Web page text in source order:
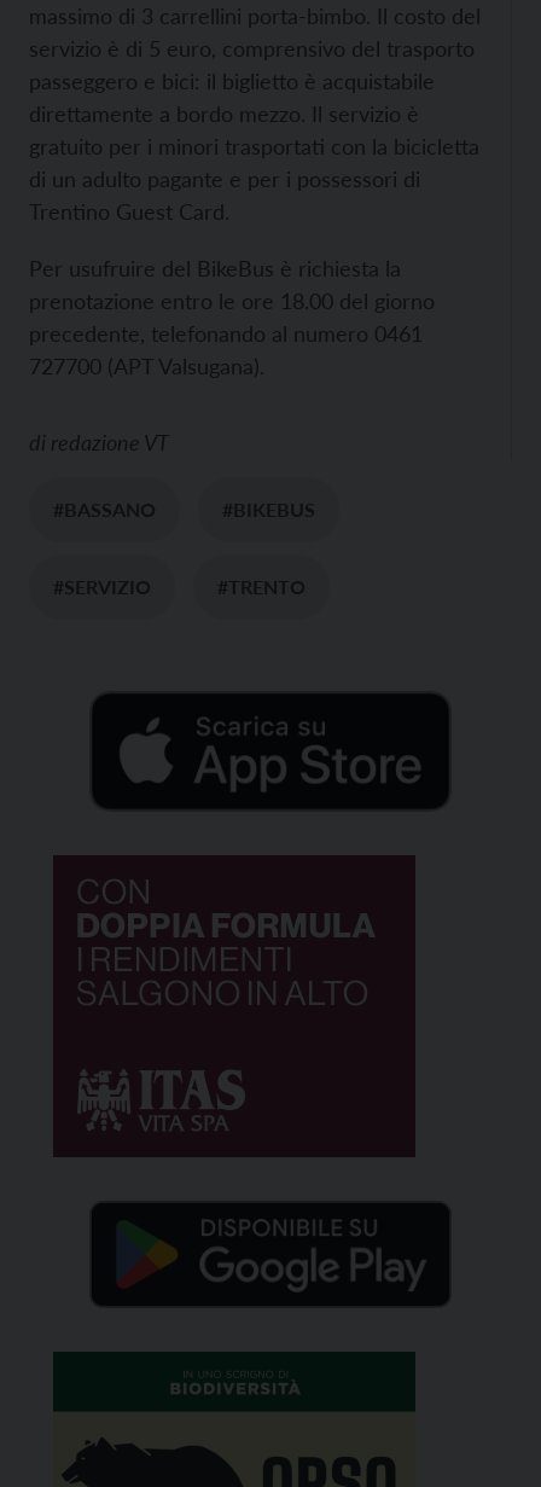
massimo di 3 carrellini porta-bimbo. Il costo del
servizio è di 5 euro, comprensivo del trasporto
passeggero e bici: il biglietto è acquistabile
direttamente a bordo mezzo. Il servizio è
gratuito per i minori trasportati con la bicicletta
di un adulto pagante e per i possessori di
Trentino Guest Card.
Per usufruire del BikeBus è richiesta la
prenotazione entro le ore 18.00 del giorno
precedente, telefonando al numero 0461
727700 (APT Valsugana).
di redazione VT
#BASSANO #BIKEBUS
#SERVIZIO #TRENTO